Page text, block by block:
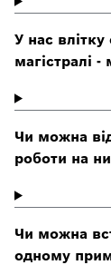
У нас
магістралі
Чи можна
роботи на
Чи можна
одному